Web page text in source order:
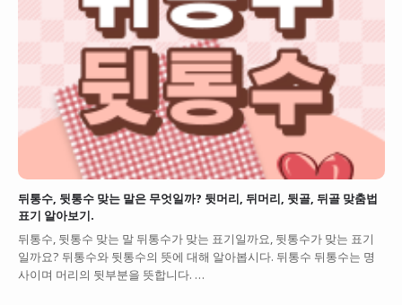
뒤통수, 뒷통수 맞는 말은 무엇일까? 뒷머리, 뒤머리, 뒷골, 뒤골 맞춤법
표기 알아보기.
뒤통수, 뒷통수 맞는 말 뒤통수가 맞는 표기일까요, 뒷통수가 맞는 표기
일까요? 뒤통수와 뒷통수의 뜻에 대해 알아봅시다. 뒤통수 뒤통수는 명
사이며 머리의 뒷부분을 뜻합니다. …